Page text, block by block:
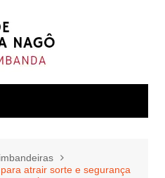
atrair sorte e segurança